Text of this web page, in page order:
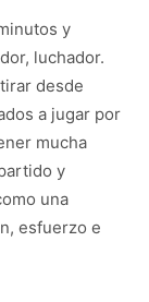
y
luchador.
desde
a jugar por
mucha
y
una
esfuerzo e